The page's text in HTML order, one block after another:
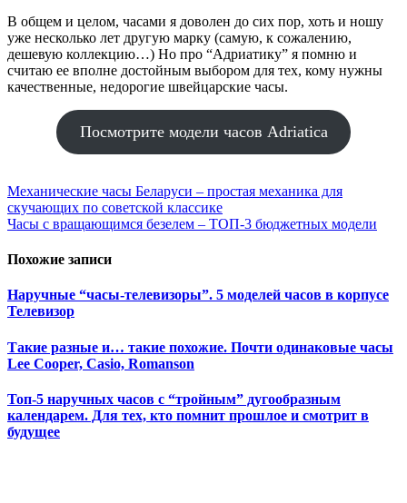
В общем и целом, часами я доволен до сих пор, хоть и ношу
уже несколько лет другую марку (самую, к сожалению,
дешевую коллекцию…) Но про “Адриатику” я помню и
считаю ее вполне достойным выбором для тех, кому нужны
качественные, недорогие швейцарские часы.
Посмотрите модели часов Adriatica
Навигация
по
Механические часы Беларуси – простая механика для
скучающих по советской классике
Часы с вращающимся безелем – ТОП-3 бюджетных модели
Похожие записи
Наручные “часы-телевизоры”. 5 моделей часов в корпусе
Телевизор
Такие разные и… такие похожие. Почти одинаковые часы
Lee Cooper, Casio, Romanson
Топ-5 наручных часов с “тройным” дугообразным
календарем. Для тех, кто помнит прошлое и смотрит в
будущее